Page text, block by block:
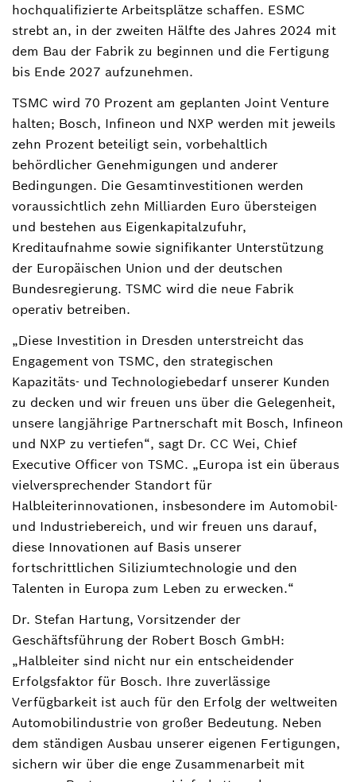
hochqualifizierte Arbeitsplätze schaffen. ESMC
strebt an, in der zweiten Hälfte des Jahres 2024 mit
dem Bau der Fabrik zu beginnen und die Fertigung
bis Ende 2027 aufzunehmen.
TSMC wird 70 Prozent am geplanten Joint Venture
halten; Bosch, Infineon und NXP werden mit jeweils
zehn Prozent beteiligt sein, vorbehaltlich
behördlicher Genehmigungen und anderer
Bedingungen. Die Gesamtinvestitionen werden
voraussichtlich zehn Milliarden Euro übersteigen
und bestehen aus Eigenkapitalzufuhr,
Kreditaufnahme sowie signifikanter Unterstützung
der Europäischen Union und der deutschen
Bundesregierung. TSMC wird die neue Fabrik
operativ betreiben.
„Diese Investition in Dresden unterstreicht das
Engagement von TSMC, den strategischen
Kapazitäts- und Technologiebedarf unserer Kunden
zu decken und wir freuen uns über die Gelegenheit,
unsere langjährige Partnerschaft mit Bosch, Infineon
und NXP zu vertiefen“, sagt Dr. CC Wei, Chief
Executive Officer von TSMC. „Europa ist ein überaus
vielversprechender Standort für
Halbleiterinnovationen, insbesondere im Automobil-
und Industriebereich, und wir freuen uns darauf,
diese Innovationen auf Basis unserer
fortschrittlichen Siliziumtechnologie und den
Talenten in Europa zum Leben zu erwecken.“
Dr. Stefan Hartung, Vorsitzender der
Geschäftsführung der Robert Bosch GmbH:
„Halbleiter sind nicht nur ein entscheidender
Erfolgsfaktor für Bosch. Ihre zuverlässige
Verfügbarkeit ist auch für den Erfolg der weltweiten
Automobilindustrie von großer Bedeutung. Neben
dem ständigen Ausbau unserer eigenen Fertigungen,
sichern wir über die enge Zusammenarbeit mit